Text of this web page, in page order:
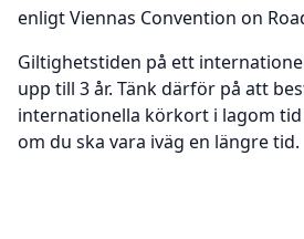
enligt Viennas Convention on
Giltighetstiden på ett
upp till 3 år. Tänk därför på att
internationella körkort i lagom tid
om du ska vara iväg en längre tid.